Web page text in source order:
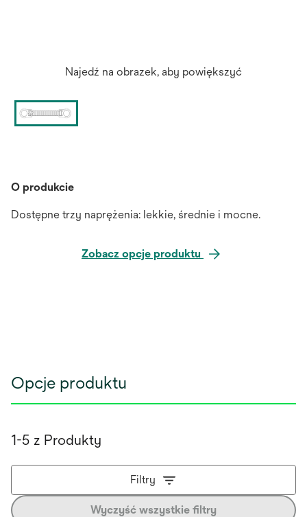
Najedź na obrazek, aby powiększyć
O produkcie
Dostępne trzy naprężenia: lekkie, średnie i mocne.
Zobacz opcje produktu
Opcje produktu
1-5 z Produkty
Filtry
Wyczyść wszystkie filtry